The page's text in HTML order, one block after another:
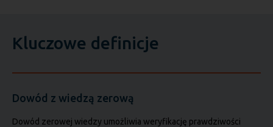
Kluczowe definicje
Dowód z wiedzą zerową
Dowód zerowej wiedzy umożliwia weryfikację prawdziwości